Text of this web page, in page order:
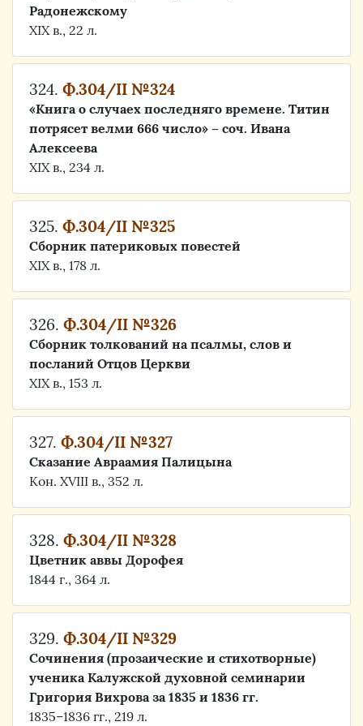
Радонежскому
XIX в., 22 л.
324. Ф.304/II №324
«Книга о случаеx последняго времене. Титин
потрясет велми 666 число» – соч. Ивана
Алексеева
XIX в., 234 л.
325. Ф.304/II №325
Сборник патериковых повестей
XIX в., 178 л.
326. Ф.304/II №326
Сборник толкований на псалмы, слов и
посланий Отцов Церкви
XIX в., 153 л.
327. Ф.304/II №327
Сказание Авраамия Палицына
Кон. ХVIII в., 352 л.
328. Ф.304/II №328
Цветник аввы Дорофея
1844 г., 364 л.
329. Ф.304/II №329
Cочинения (прозаические и стихотворные)
ученика Калужской духовной семинарии
Григория Вихрова за 1835 и 1836 гг.
1835–1836 гг., 219 л.